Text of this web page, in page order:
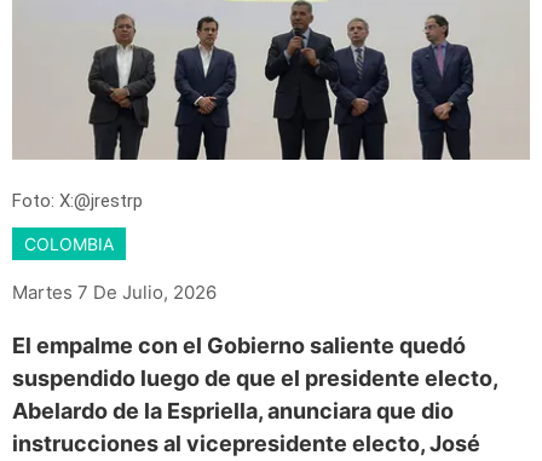
Foto: X:@jrestrp
COLOMBIA
Martes 7 De Julio, 2026
El empalme con el Gobierno saliente quedó
suspendido luego de que el presidente electo,
Abelardo de la Espriella, anunciara que dio
instrucciones al vicepresidente electo, José